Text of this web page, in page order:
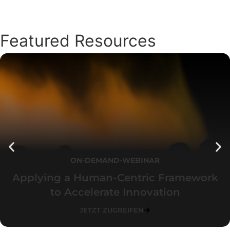
Featured Resources
ON-DEMAND-WEBINAR
Applying a Human-Centric Framework
to Accelerate Innovation
JETZT ZUGREIFEN